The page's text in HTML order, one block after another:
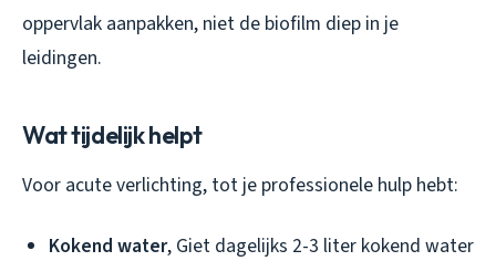
oppervlak aanpakken, niet de biofilm diep in je
leidingen.
Wat tijdelijk helpt
Voor acute verlichting, tot je professionele hulp hebt:
Kokend water, Giet dagelijks 2-3 liter kokend water